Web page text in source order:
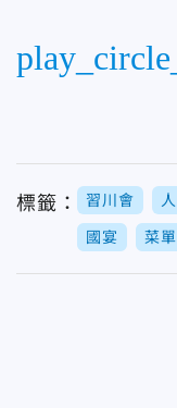
標籤： 習川會
國宴 菜單